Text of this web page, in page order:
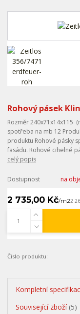
Rohový pásek
Rozměr 240x71x14x115
spotřeba na mb 12
produktu Rohové pásky
fasádu. Rohové cihelné
celý popis
Dostupnost na
2 735,00 Kč/m22
Číslo produktu:
Kompletní
Související zboží 5